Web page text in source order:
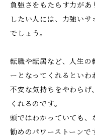
負強さをもたらす力が
したい人には、力強い
でしょう。
転職や転居など、人生の
ーとなってくれるといわ
不安な気持ちをやわらげ
くれるのです。
頭ではわかっていても、
勧めのパワーストーンで